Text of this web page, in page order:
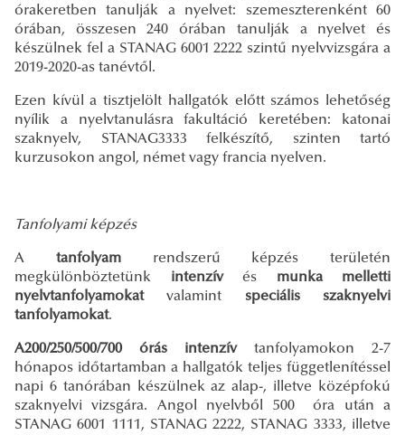
órakeretben tanulják a nyelvet: szemeszterenként 60
órában, összesen 240 órában tanulják a nyelvet és
készülnek fel a STANAG 6001 2222 szintű nyelvvizsgára a
2019-2020-as tanévtől.
Ezen kívül a tisztjelölt hallgatók előtt számos lehetőség
nyílik a nyelvtanulásra fakultáció keretében: katonai
szaknyelv, STANAG3333 felkészítő, szinten tartó
kurzusokon angol, német vagy francia nyelven.
Tanfolyami képzés
A tanfolyamrendszerű képzés területén
megkülönböztetünk intenzívés munka melletti
nyelvtanfolyamokatvalamint speciális szaknyelvi
tanfolyamokat.
A200/250/500/700 órás intenzívtanfolyamokon 2-7
hónapos időtartamban a hallgatók teljes függetlenítéssel
napi 6 tanórában készülnek az alap-, illetve középfokú
szaknyelvi vizsgára. Angol nyelvből 500 óra után a
STANAG 6001 1111, STANAG 2222, STANAG 3333, illetve